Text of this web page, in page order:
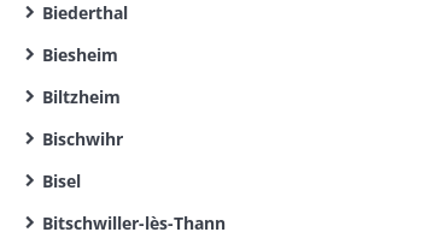
Biederthal
Biesheim
Biltzheim
Bischwihr
Bisel
Bitschwiller-lès-Thann